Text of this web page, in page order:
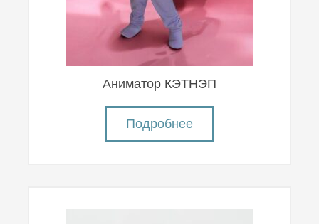
Аниматор КЭТНЭП
Подробнее